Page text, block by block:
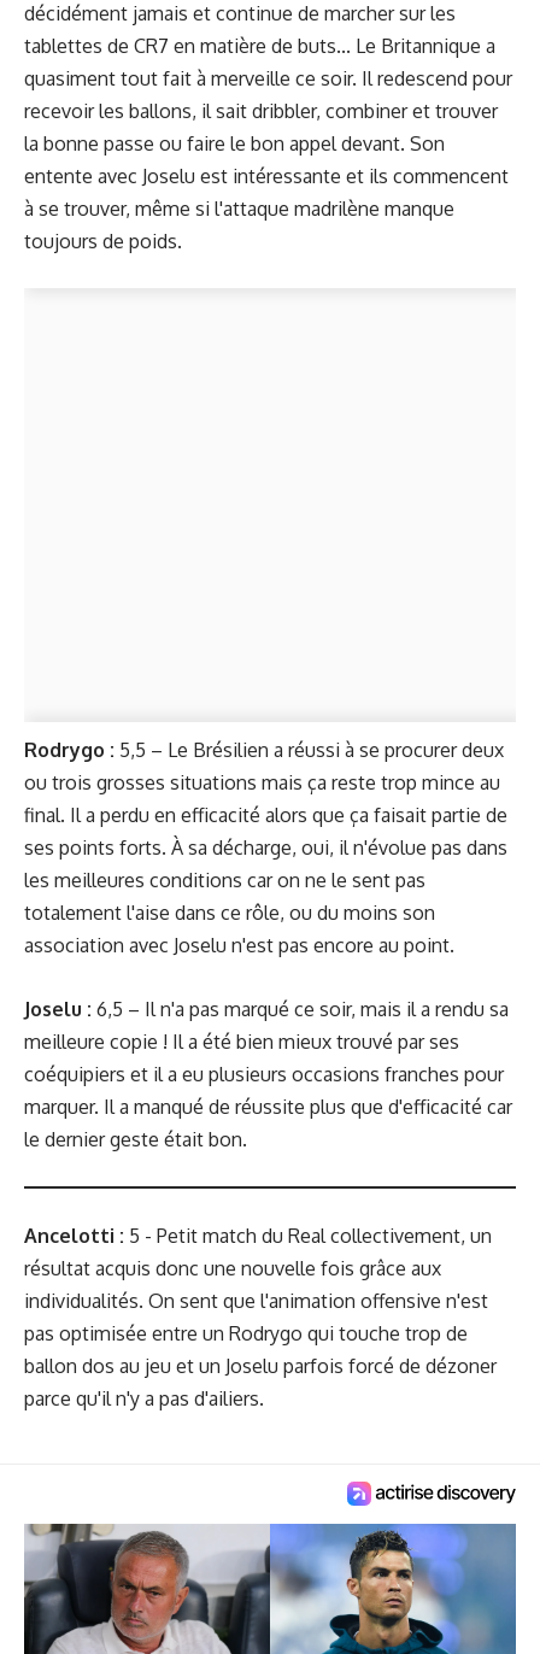
décidément jamais et continue de marcher sur les
tablettes de CR7 en matière de buts... Le Britannique a
quasiment tout fait à merveille ce soir. Il redescend pour
recevoir les ballons, il sait dribbler, combiner et trouver
la bonne passe ou faire le bon appel devant. Son
entente avec Joselu est intéressante et ils commencent
à se trouver, même si l'attaque madrilène manque
toujours de poids.
Rodrygo : 5,5 – Le Brésilien a réussi à se procurer deux
ou trois grosses situations mais ça reste trop mince au
final. Il a perdu en efficacité alors que ça faisait partie de
ses points forts. À sa décharge, oui, il n'évolue pas dans
les meilleures conditions car on ne le sent pas
totalement l'aise dans ce rôle, ou du moins son
association avec Joselu n'est pas encore au point.
Joselu : 6,5 – Il n'a pas marqué ce soir, mais il a rendu sa
meilleure copie ! Il a été bien mieux trouvé par ses
coéquipiers et il a eu plusieurs occasions franches pour
marquer. Il a manqué de réussite plus que d'efficacité car
le dernier geste était bon.
Ancelotti : 5 - Petit match du Real collectivement, un
résultat acquis donc une nouvelle fois grâce aux
individualités. On sent que l'animation offensive n'est
pas optimisée entre un Rodrygo qui touche trop de
ballon dos au jeu et un Joselu parfois forcé de dézoner
parce qu'il n'y a pas d'ailiers.